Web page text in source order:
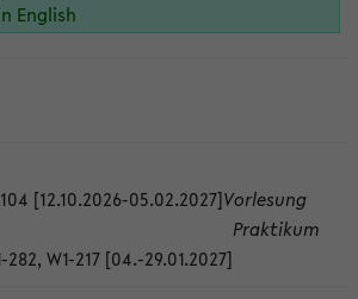
English
[12.10.2026-05.02.2027]Vorlesung
W1-217 [04.-29.01.2027]
Praktikum